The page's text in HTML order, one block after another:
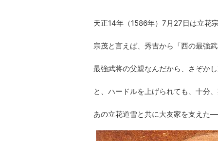
天正14年（1586年）7月27日は立花
宗茂と言えば、秀吉から「西の最強
最強武将の父親なんだから、さぞか
と、ハードルを上げられても、十分
あの立花道雪と共に大友家を支えた